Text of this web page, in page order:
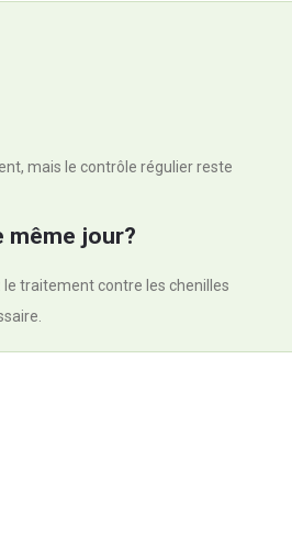
mais le contrôle régulier reste
même jour?
traitement contre les chenilles